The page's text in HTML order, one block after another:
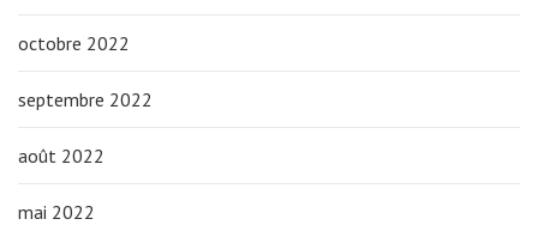
octobre 2022
septembre 2022
août 2022
mai 2022